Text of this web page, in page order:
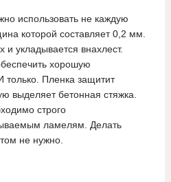
использовать не каждую
которой составляет 0,2 мм.
укладывается внахлест.
хорошую
только. Пленка защитит
выделяет бетонная стяжка.
строго
ламелям. Делать
не нужно.